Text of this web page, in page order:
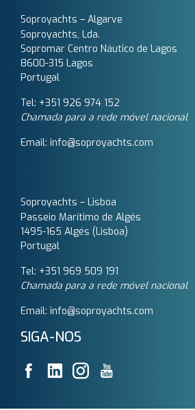
Soproyachts – Algarve
Soproyachts, Lda.
Sopromar Centro Náutico de Lagos
8600-315 Lagos
Portugal
Tel: +351 926 974 152
Chamada para a rede móvel nacional
Email: info@soproyachts.com
Soproyachts – Lisboa
Passeio Marítimo de Algés
1495-165 Algés (Lisboa)
Portugal
Tel: +351 969 509 191‬
Chamada para a rede móvel nacional
Email: info@soproyachts.com
SIGA-NOS